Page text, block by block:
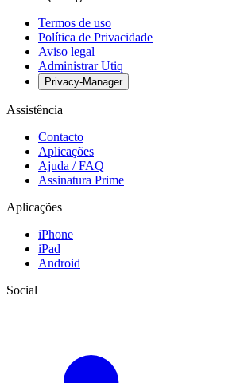
Termos de uso
Política de Privacidade
Aviso legal
Administrar Utiq
Privacy-Manager
Assistência
Contacto
Aplicações
Ajuda / FAQ
Assinatura Prime
Aplicações
iPhone
iPad
Android
Social